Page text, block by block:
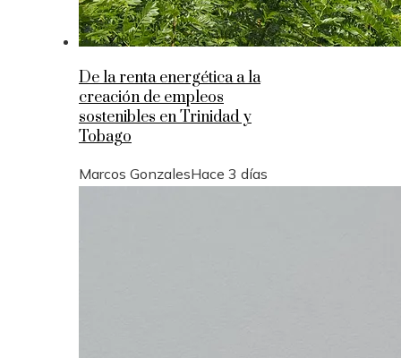
De la renta energética a la
creación de empleos
sostenibles en Trinidad y
Tobago
Marcos GonzalesHace 3 días